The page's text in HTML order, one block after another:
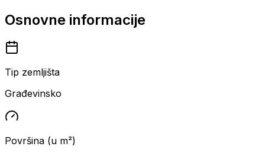
Osnovne informacije
Tip zemljišta
Građevinsko
Površina (u m²)